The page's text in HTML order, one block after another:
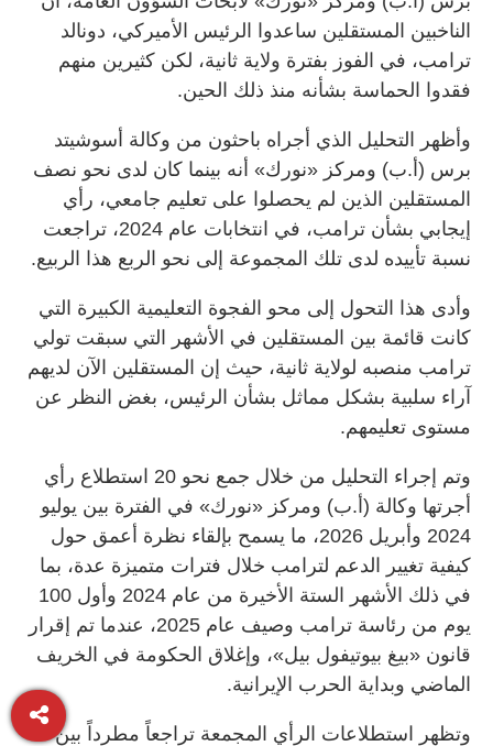
الناخبين المستقلين ساعدوا الرئيس الأميركي، دونالد
ترامب، في الفوز بفترة ولاية ثانية، لكن كثيرين منهم
فقدوا الحماسة بشأنه منذ ذلك الحين.
وأظهر التحليل الذي أجراه باحثون من وكالة أسوشيتد
برس (أ.ب) ومركز «نورك» أنه بينما كان لدى نحو نصف
المستقلين الذين لم يحصلوا على تعليم جامعي، رأي
إيجابي بشأن ترامب، في انتخابات عام 2024، تراجعت
نسبة تأييده لدى تلك المجموعة إلى نحو الربع هذا الربيع.
وأدى هذا التحول إلى محو الفجوة التعليمية الكبيرة التي
كانت قائمة بين المستقلين في الأشهر التي سبقت تولي
ترامب منصبه لولاية ثانية، حيث إن المستقلين الآن لديهم
آراء سلبية بشكل مماثل بشأن الرئيس، بغض النظر عن
مستوى تعليمهم.
وتم إجراء التحليل من خلال جمع نحو 20 استطلاع رأي
أجرتها وكالة (أ.ب) ومركز «نورك» في الفترة بين يوليو
2024 وأبريل 2026، ما يسمح بإلقاء نظرة أعمق حول
كيفية تغيير الدعم لترامب خلال فترات متميزة عدة، بما
في ذلك الأشهر الستة الأخيرة من عام 2024 وأول 100
يوم من رئاسة ترامب وصيف عام 2025، عندما تم إقرار
قانون «بيغ بيوتيفول بيل»، وإغلاق الحكومة في الخريف
الماضي وبداية الحرب الإيرانية.
وتظهر استطلاعات الرأي المجمعة تراجعاً مطرداً بين